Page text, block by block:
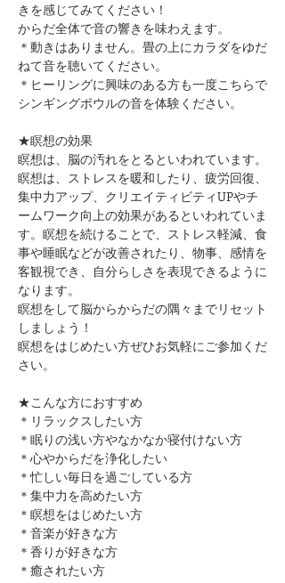
きを感じてみてください！
からだ全体で音の響きを味わえます。
＊動きはありません。畳の上にカラダをゆだ
ねて音を聴いてください。
＊ヒーリングに興味のある方も一度こちらで
シンギングボウルの音を体験ください。
★瞑想の効果
瞑想は、脳の汚れをとるといわれています。
瞑想は、ストレスを暖和したり、疲労回復、
集中力アップ、クリエイティビティUPやチ
ームワーク向上の効果があるといわれていま
す。瞑想を続けることで、ストレス軽減、食
事や睡眠などが改善されたり、物事、感情を
客観視でき、自分らしさを表現できるように
なります。
瞑想をして脳からからだの隅々までリセット
しましょう！
瞑想をはじめたい方ぜひお気軽にご参加くだ
さい。
★こんな方におすすめ
＊リラックスしたい方
＊眠りの浅い方やなかなか寝付けない方
＊心やからだを浄化したい
＊忙しい毎日を過ごしている方
＊集中力を高めたい方
＊瞑想をはじめたい方
＊音楽が好きな方
＊香りが好きな方
＊癒されたい方